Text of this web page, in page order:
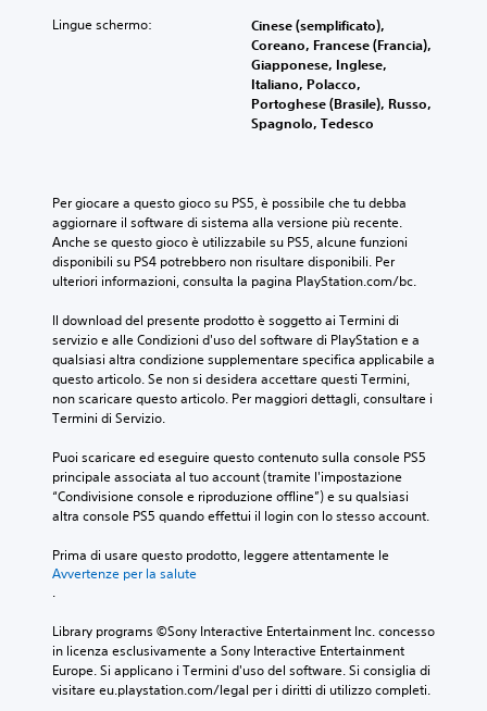
Lingue schermo:
Cinese (semplificato),
Coreano, Francese (Francia),
Giapponese, Inglese,
Italiano, Polacco,
Portoghese (Brasile), Russo,
Spagnolo, Tedesco
Per giocare a questo gioco su PS5, è possibile che tu debba
aggiornare il software di sistema alla versione più recente.
Anche se questo gioco è utilizzabile su PS5, alcune funzioni
disponibili su PS4 potrebbero non risultare disponibili. Per
ulteriori informazioni, consulta la pagina PlayStation.com/bc.
Il download del presente prodotto è soggetto ai Termini di
servizio e alle Condizioni d'uso del software di PlayStation e a
qualsiasi altra condizione supplementare specifica applicabile a
questo articolo. Se non si desidera accettare questi Termini,
non scaricare questo articolo. Per maggiori dettagli, consultare i
Termini di Servizio.
Puoi scaricare ed eseguire questo contenuto sulla console PS5
principale associata al tuo account (tramite l'impostazione
“Condivisione console e riproduzione offline”) e su qualsiasi
altra console PS5 quando effettui il login con lo stesso account.
Prima di usare questo prodotto, leggere attentamente le
Avvertenze per la salute
.
Library programs ©Sony Interactive Entertainment Inc. concesso
in licenza esclusivamente a Sony Interactive Entertainment
Europe. Si applicano i Termini d'uso del software. Si consiglia di
visitare eu.playstation.com/legal per i diritti di utilizzo completi.